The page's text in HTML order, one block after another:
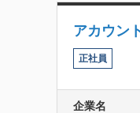
アカウン
正社員
企業名